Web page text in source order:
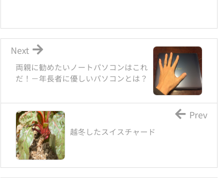
両親に勧めたいノートパソコンはこれ
だ！－年長者に優しいパソコンとは？
Next
越冬したスイスチャード
Prev